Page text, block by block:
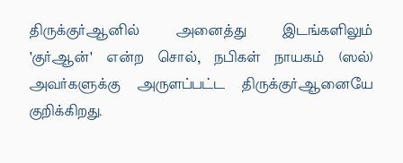
திருக்குர்ஆனில் அனைத்து இடங்களிலும்
'குர்ஆன்' என்ற சொல், நபிகள் நாயகம் (ஸல்)
அவர்களுக்கு அருளப்பட்ட திருக்குர்ஆனையே
குறிக்கிறது.